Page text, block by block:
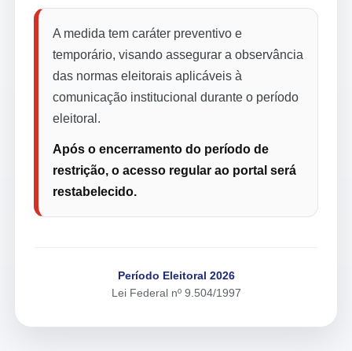
A medida tem caráter preventivo e
temporário, visando assegurar a observância
das normas eleitorais aplicáveis à
comunicação institucional durante o período
eleitoral.
Após o encerramento do período de
restrição, o acesso regular ao portal será
restabelecido.
Período Eleitoral 2026
Lei Federal nº 9.504/1997